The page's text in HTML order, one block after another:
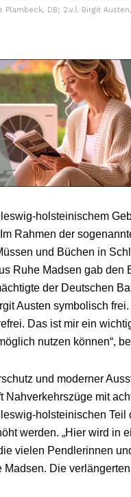
Plambeck, DB; 2.v.l. Birgit
holsteinischem
Rahmen der
und Büchen in
Ruhe Madsen gab den
der Deutschen
Austen symbolisch
Das ist mir ein
nutzen können“,
und moderner
mit
holsteinischen
werden. „Hier wird in
vielen Pendlerinnen
Die